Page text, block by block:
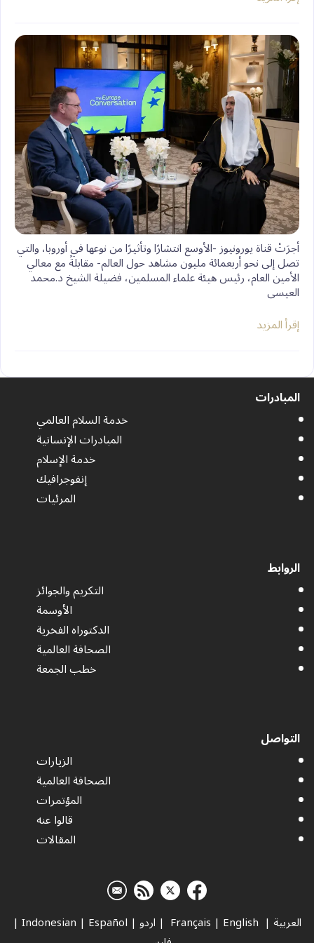
‏أجرَتْ قناة يورونيوز -الأوسع انتشارًا وتأثيرًا من نوعها في أوروبا، والتي
تصل إلى نحو أربعمائة مليون مشاهد حول العالم- مقابلةً مع معالي
الأمين العام، رئيس هيئة علماء المسلمين، فضيلة الشيخ د.⁧‫محمد
العيسى
إقرأ المزيد
المبادرات
خدمة السلام العالمي
المبادرات الإنسانية
خدمة الإسلام
إنفوجرافيك
المرئيات
الروابط
التكريم والجوائز
الأوسمة
الدكتوراه الفخرية
الصحافة العالمية
خطب الجمعة
التواصل
الزيارات
الصحافة العالمية
المؤتمرات
قالوا عنه
المقالات
العربية |
| English
| اردو |
Indonesian | Español
|